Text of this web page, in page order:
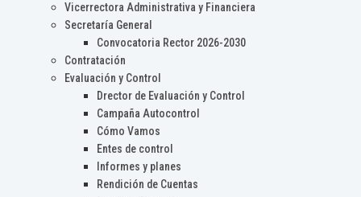
Vicerrectora Administrativa y Financiera
Secretaría General
Convocatoria Rector 2026-2030
Contratación
Evaluación y Control
Drector de Evaluación y Control
Campaña Autocontrol
Cómo Vamos
Entes de control
Informes y planes
Rendición de Cuentas